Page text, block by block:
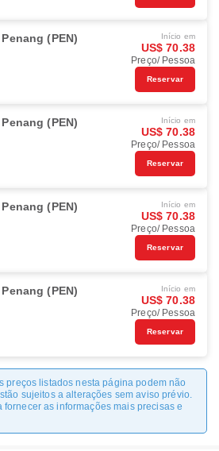
Penang (PEN) Início em
US$ 70.38
Preço/ Pessoa
Reservar
Penang (PEN) Início em
US$ 70.38
Preço/ Pessoa
Reservar
Penang (PEN) Início em
US$ 70.38
Preço/ Pessoa
Reservar
Penang (PEN) Início em
US$ 70.38
Preço/ Pessoa
Reservar
preços listados nesta página podem não
sujeitos a alterações sem aviso prévio.
fornecer as informações mais precisas e